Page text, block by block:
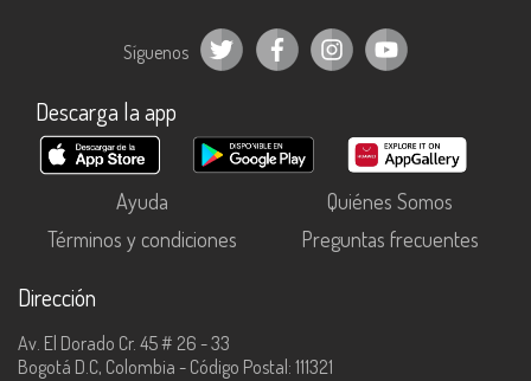
Síguenos
Descarga la app
Ayuda
Quiénes Somos
Términos y condiciones
Preguntas frecuentes
Dirección
Av. El Dorado Cr. 45 # 26 - 33
Bogotá D.C, Colombia - Código Postal: 111321